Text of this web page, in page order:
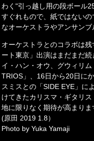
わく"引っ越し用の段ボール
すぐれもので、紙ではない
なオーケストラやアンサン
オーケストラとのコラボは
ート東京」出演はまだまだ
イ・ハン・オウ、グウィリ
TRIOS」、16日から20日に
スミスとの「SIDE EYE」に
けてきたカリスマ・ギタリ
地に限りなく期待が高まりま
(原田 2019 1.8）
Photo by Yuka Yamaji